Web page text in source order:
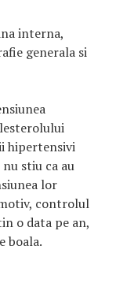
interna,
generala si
hipertensivi
stiu ca au
lor
controlul
o data pe an,
boala.